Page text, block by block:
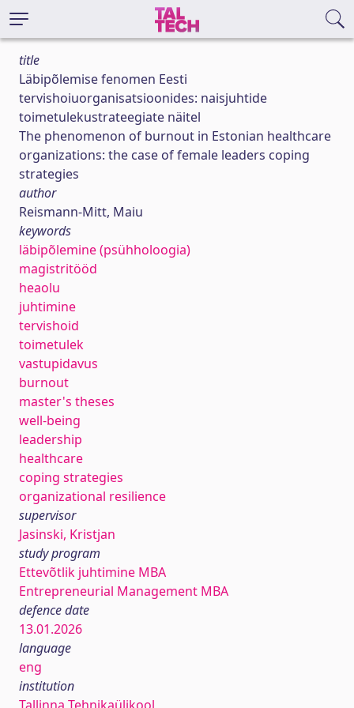
title
Läbipõlemise fenomen Eesti
tervishoiuorganisatsioonides: naisjuhtide
toimetulekustrateegiate näitel
The phenomenon of burnout in Estonian healthcare
organizations: the case of female leaders coping
strategies
author
Reismann-Mitt, Maiu
keywords
läbipõlemine (psühholoogia)
magistritööd
heaolu
juhtimine
tervishoid
toimetulek
vastupidavus
burnout
master's theses
well-being
leadership
healthcare
coping strategies
organizational resilience
supervisor
Jasinski, Kristjan
study program
Ettevõtlik juhtimine MBA
Entrepreneurial Management MBA
defence date
13.01.2026
language
eng
institution